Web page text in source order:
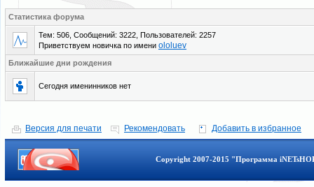
Статистика форума
Тем: 506, Сообщений: 3222, Пользователей: 2257
Приветствуем новичка по имени ololuev
Ближайшие дни рождения
Сегодня именинников нет
Версия для печати Рекомендовать Добавить в избранное
Copyright 2007-2015 "Программа